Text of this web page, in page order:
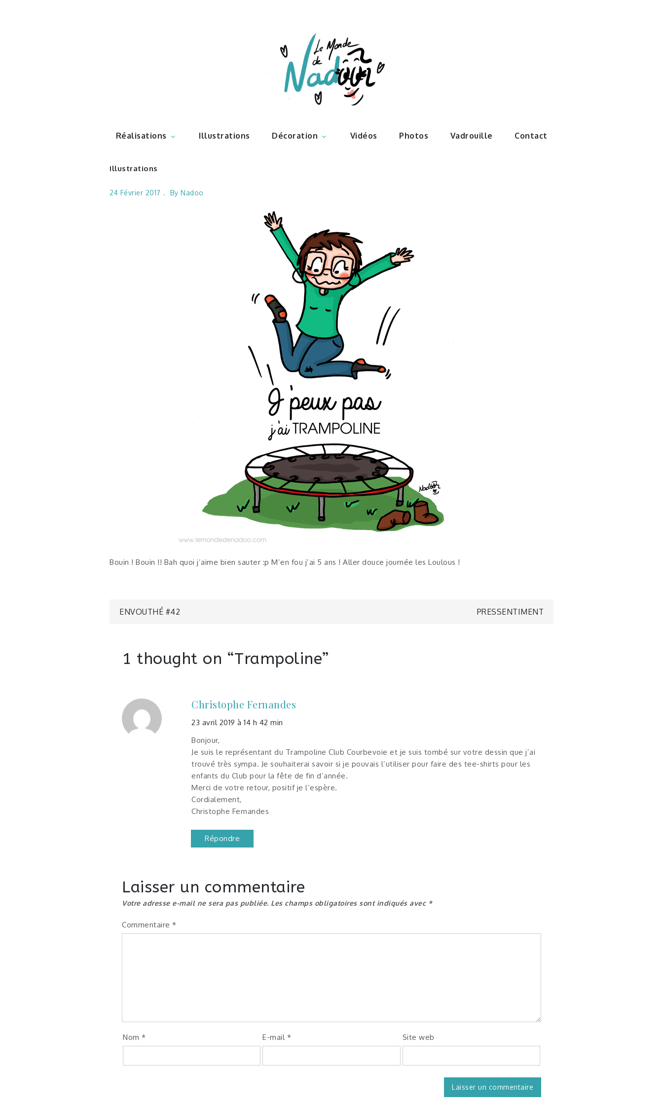
Illustrations – le monde de
Nadoo
Réalisations Illustrations Décoration Vidéos Photos Vadrouille Contact
Illustrations
24 Février 2017 By Nadoo
Bouin ! Bouin !! Bah quoi j’aime bien sauter :p M’en fou j’ai 5 ans ! Aller douce journée les Loulous !
Navigation
l’article
ENVOUTHÉ #42 PRESSENTIMENT
1 thought on “Trampoline”
Christophe Fernandes
23 avril 2019 à 14 h 42 min
Bonjour,
Je suis le représentant du Trampoline Club Courbevoie et je suis tombé sur votre dessin que j’ai
trouvé très sympa. Je souhaiterai savoir si je pouvais l’utiliser pour faire des tee-shirts pour les
enfants du Club pour la fête de fin d’année.
Merci de votre retour, positif je l’espère.
Cordialement,
Christophe Fernandes
Répondre
Laisser un commentaire
Votre adresse e-mail ne sera pas publiée. Les champs obligatoires sont indiqués avec *
Commentaire *
Nom * E-mail * Site web